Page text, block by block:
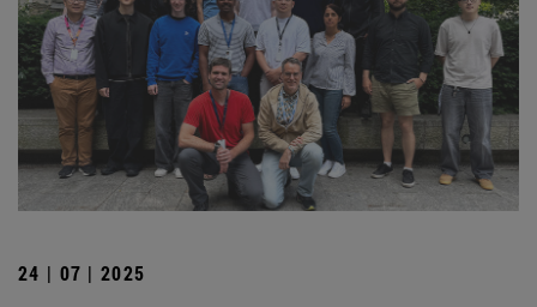
24 | 07 | 2025